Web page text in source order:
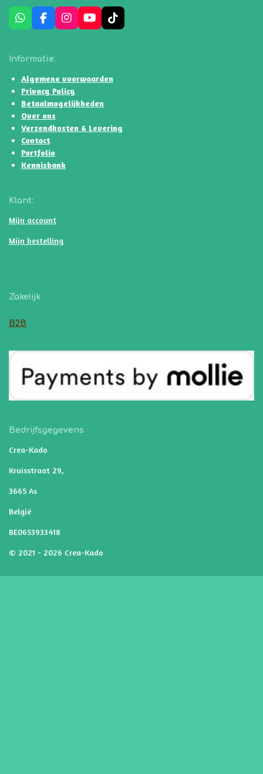
W
h
t
s
A
p
p
F
a
e
b
o
o
k
I
n
g
r
a
m
Y
o
b
e
T
i
k
Informatie:
Algemene voorwaarden
Privacy Policy
Betaalmogelijkheden
Over ons
Verzendkosten & Levering
Contact
Portfolio
Kennisbank
Klant:
Mijn account
Mijn bestelling
Zakelijk
B2B
Bedrijfsgegevens
Crea-Kado
Kruisstraat 29,
3665 As
België
BE0653933418
© 2021 - 2026 Crea-Kado